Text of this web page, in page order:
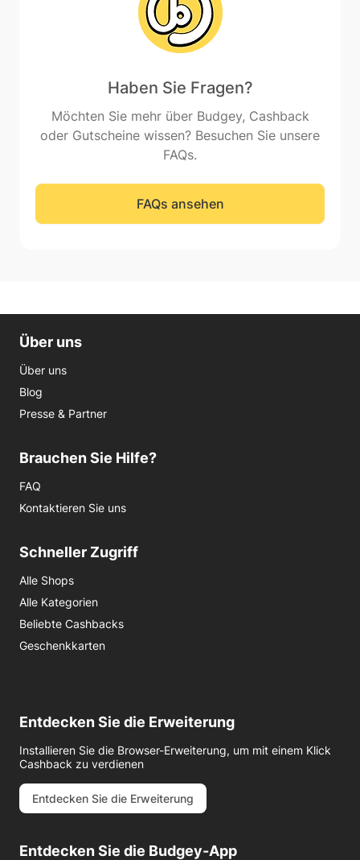
Haben Sie Fragen?
Möchten Sie mehr über Budgey, Cashback
oder Gutscheine wissen? Besuchen Sie unsere
FAQs.
FAQs ansehen
Über uns
Über uns
Blog
Presse & Partner
Brauchen Sie Hilfe?
FAQ
Kontaktieren Sie uns
Schneller Zugriff
Alle Shops
Alle Kategorien
Beliebte Cashbacks
Geschenkkarten
Entdecken Sie die Erweiterung
Installieren Sie die Browser-Erweiterung, um mit einem Klick
Cashback zu verdienen
Entdecken Sie die Erweiterung
Entdecken Sie die Budgey-App